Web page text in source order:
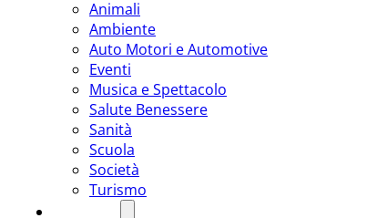
Animali
Ambiente
Auto Motori e Automotive
Eventi
Musica e Spettacolo
Salute Benessere
Sanità
Scuola
Società
Turismo